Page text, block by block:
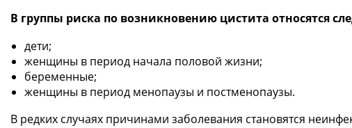
В группы риска по возникновению цистита относятся
дети;
женщины в период начала половой жизни;
беременные;
женщины в период менопаузы и постменопаузы.
В редких случаях причинами заболевания становятся